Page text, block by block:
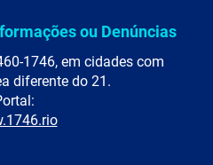
ou Denúncias
1746, em cidades com
diferente do 21.